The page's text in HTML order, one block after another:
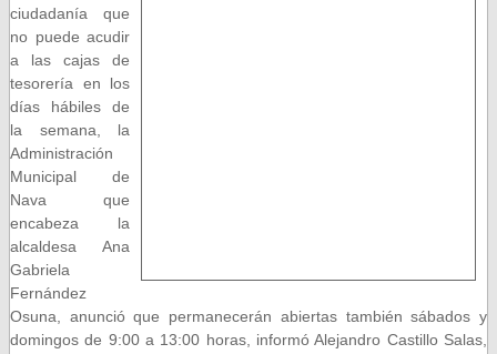
ciudadanía que
no puede acudir
a las cajas de
tesorería en los
días hábiles de
la semana, la
Administración
Municipal de
Nava que
encabeza la
alcaldesa Ana
Gabriela
Fernández
Osuna, anunció que permanecerán abiertas también sábados y
domingos de 9:00 a 13:00 horas, informó Alejandro Castillo Salas,